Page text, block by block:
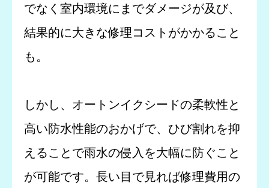
でなく室内環境にまでダメージが及び、
結果的に大きな修理コストがかかること
も。
しかし、オートンイクシードの柔軟性と
高い防水性能のおかげで、ひび割れを抑
えることで雨水の侵入を大幅に防ぐこと
が可能です。長い目で見れば修理費用の